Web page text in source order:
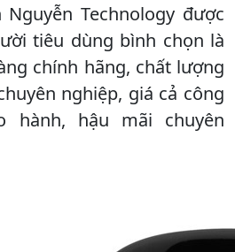
Technology được
tiêu dùng bình chọn là
chính hãng, chất lượng
nghiệp, giá cả công
hành, hậu mãi chuyên